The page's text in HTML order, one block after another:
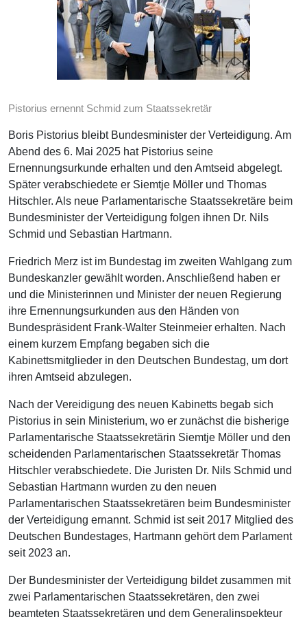
Pistorius ernennt Schmid zum Staatssekretär
Boris Pistorius bleibt Bundesminister der Verteidigung. Am
Abend des 6. Mai 2025 hat Pistorius seine
Ernennungsurkunde erhalten und den Amtseid abgelegt.
Später verabschiedete er Siemtje Möller und Thomas
Hitschler. Als neue Parlamentarische Staatssekretäre beim
Bundesminister der Verteidigung folgen ihnen Dr. Nils
Schmid und Sebastian Hartmann.
Friedrich Merz ist im Bundestag im zweiten Wahlgang zum
Bundeskanzler gewählt worden. Anschließend haben er
und die Ministerinnen und Minister der neuen Regierung
ihre Ernennungsurkunden aus den Händen von
Bundespräsident Frank-Walter Steinmeier erhalten. Nach
einem kurzem Empfang begaben sich die
Kabinettsmitglieder in den Deutschen Bundestag, um dort
ihren Amtseid abzulegen.
Nach der Vereidigung des neuen Kabinetts begab sich
Pistorius in sein Ministerium, wo er zunächst die bisherige
Parlamentarische Staatssekretärin Siemtje Möller und den
scheidenden Parlamentarischen Staatssekretär Thomas
Hitschler verabschiedete. Die Juristen Dr. Nils Schmid und
Sebastian Hartmann wurden zu den neuen
Parlamentarischen Staatssekretären beim Bundesminister
der Verteidigung ernannt. Schmid ist seit 2017 Mitglied des
Deutschen Bundestages, Hartmann gehört dem Parlament
seit 2023 an.
Der Bundesminister der Verteidigung bildet zusammen mit
zwei Parlamentarischen Staatssekretären, den zwei
beamteten Staatssekretären und dem Generalinspekteur